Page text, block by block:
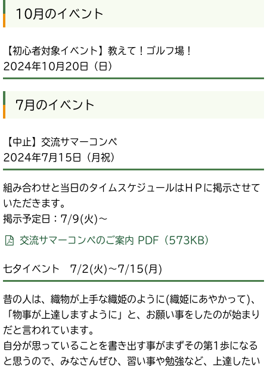
10月のイベント
【初心者対象イベント】教えて！ゴルフ場！
2024年10月20日（日）
7月のイベント
【中止】交流サマーコンペ
2024年7月15日（月祝）
組み合わせと当日のタイムスケジュールはＨＰに掲示させて
いただきます。
掲示予定日：7/9(火)～
交流サマーコンペのご案内 PDF（573KB）
七夕イベント 7/2(火)～7/15(月)
昔の人は、織物が上手な織姫のように(織姫にあやかって)、
「物事が上達しますように」と、お願い事をしたのが始まり
だと言われています。
自分が思っていることを書き出す事がまずその第1歩になる
と思うので、みなさんぜひ、習い事や勉強など、上達したい